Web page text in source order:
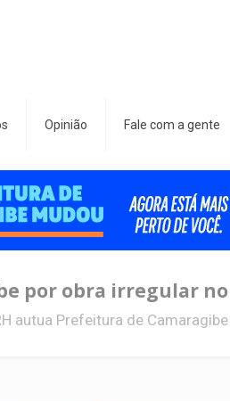
Opinião Fale com a gente
por obra irregular
autua Prefeitura de